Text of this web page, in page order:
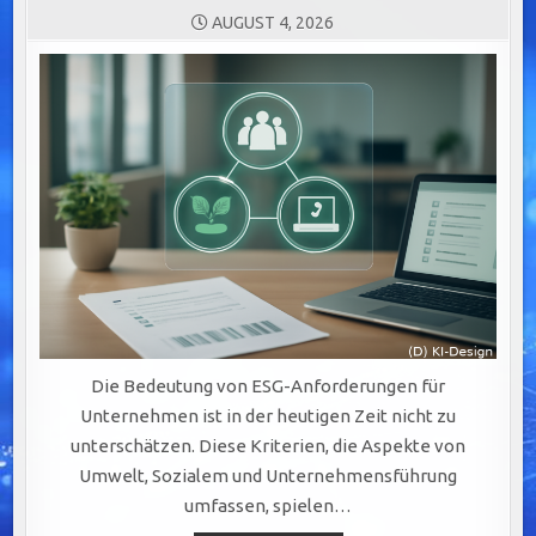
AUGUST 4, 2026
Die Bedeutung von ESG-Anforderungen für
Unternehmen ist in der heutigen Zeit nicht zu
unterschätzen. Diese Kriterien, die Aspekte von
Umwelt, Sozialem und Unternehmensführung
umfassen, spielen…